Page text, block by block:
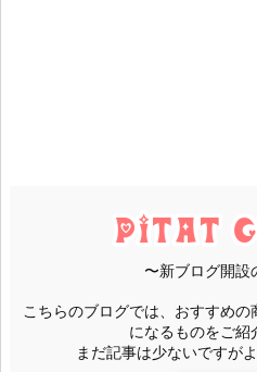
〜新ブログ開設
こちらのブログでは、おすすめ
になるものをご紹
まだ記事は少ないですが